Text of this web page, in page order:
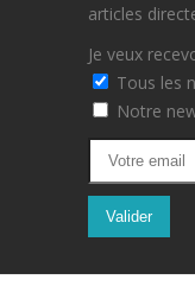
articles
Je veux
Tous les
Notre